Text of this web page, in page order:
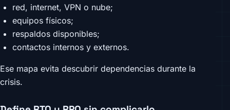
red, internet, VPN o nube;
equipos físicos;
respaldos disponibles;
contactos internos y externos.
Ese mapa evita descubrir dependencias durante la
crisis.